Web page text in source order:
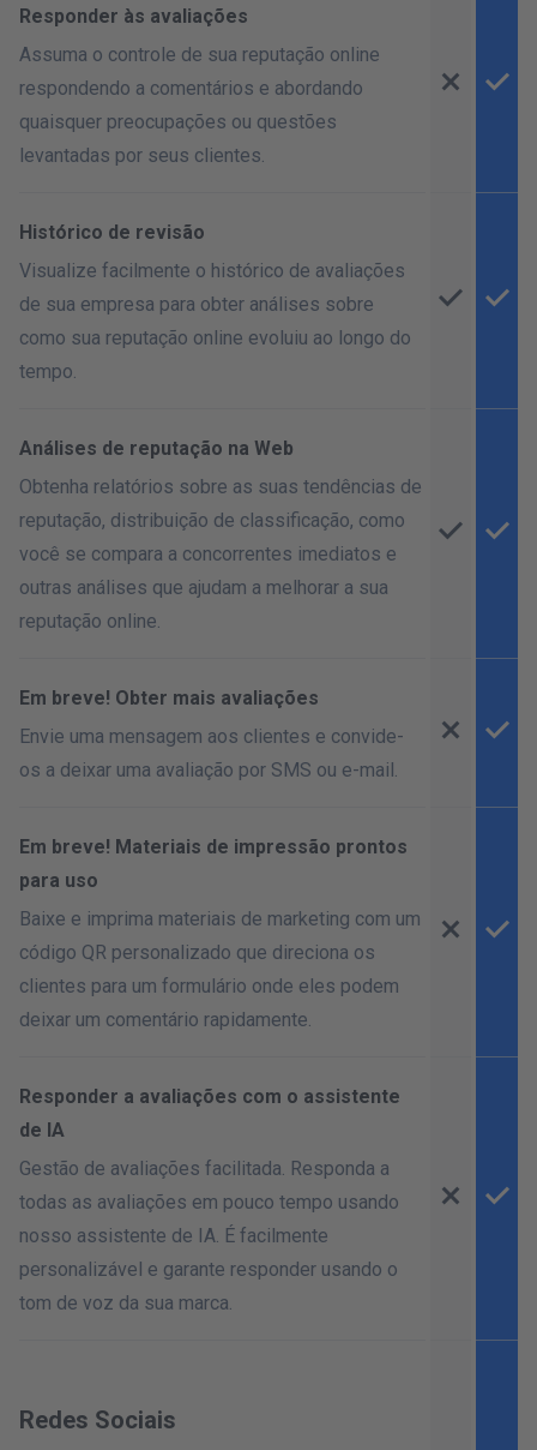
Responder às avaliações
Assuma o controle de sua reputação online
respondendo a comentários e abordando
quaisquer preocupações ou questões
levantadas por seus clientes.
Histórico de revisão
Visualize facilmente o histórico de avaliações
de sua empresa para obter análises sobre
como sua reputação online evoluiu ao longo do
tempo.
Análises de reputação na Web
Obtenha relatórios sobre as suas tendências de
reputação, distribuição de classificação, como
você se compara a concorrentes imediatos e
outras análises que ajudam a melhorar a sua
reputação online.
Em breve! Obter mais avaliações
Envie uma mensagem aos clientes e convide-
os a deixar uma avaliação por SMS ou e-mail.
Em breve! Materiais de impressão prontos
para uso
Baixe e imprima materiais de marketing com um
código QR personalizado que direciona os
clientes para um formulário onde eles podem
deixar um comentário rapidamente.
Responder a avaliações com o assistente
de IA
Gestão de avaliações facilitada. Responda a
todas as avaliações em pouco tempo usando
nosso assistente de IA. É facilmente
personalizável e garante responder usando o
tom de voz da sua marca.
Redes Sociais